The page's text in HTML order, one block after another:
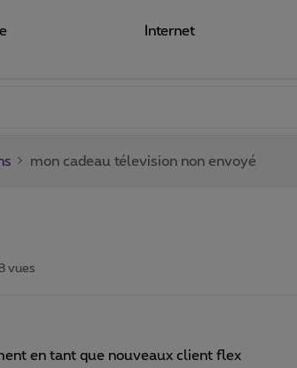
Internet
mon cadeau télevision non envoyé
vues
en tant que nouveaux client flex